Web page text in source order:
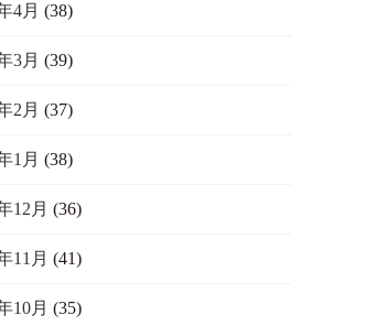
4月 (38)
3月 (39)
2月 (37)
1月 (38)
12月 (36)
11月 (41)
10月 (35)